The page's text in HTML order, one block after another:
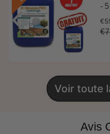
-
Voir toute
Avis